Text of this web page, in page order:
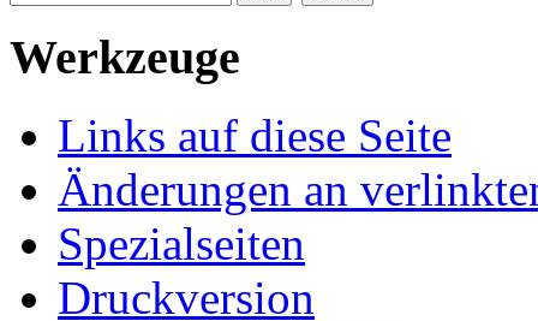
Werkzeuge
Links auf diese Seite
Änderungen an
Spezialseiten
Druckversion